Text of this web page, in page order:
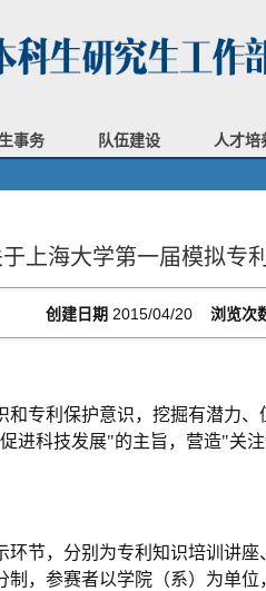
事务 队伍建设 人才培
上海大学第一届模拟专
创建日期 2015/04/20 浏览次
和专利保护意识，挖掘有潜力
进科技发展"的主旨，营造"关
节，分别为专利知识培训讲
，参赛者以学院（系）为单